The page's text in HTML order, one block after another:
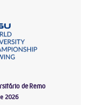
de Remo
2026